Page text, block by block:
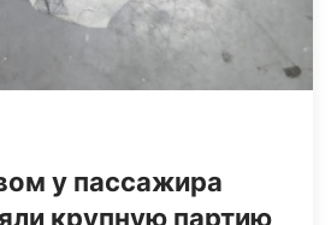
у пассажира
крупную партию